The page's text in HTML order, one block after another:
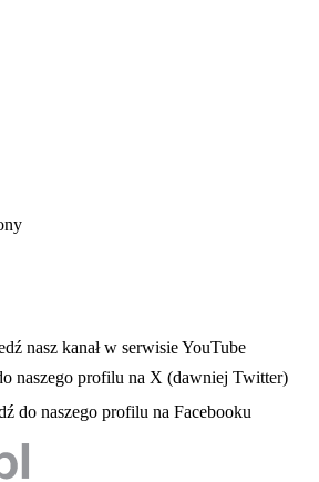
w nowej karcie
się w nowej karcie
nasz kanał w serwisie YouTube
karcie
naszego profilu na X (dawniej Twitter)
się w nowej karcie
do naszego profilu na Facebooku